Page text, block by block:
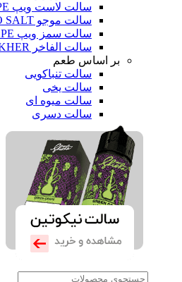
سالت لاست ویپ LOST VAPE
سالت موجو MOJO SALT
سالت سمز ویپ SAMS VAPE
سالت الفاخر ALFAKHER
بر اساس طعم
سالت تنباکویی
سالت یخی
سالت میوه ای
سالت دسری